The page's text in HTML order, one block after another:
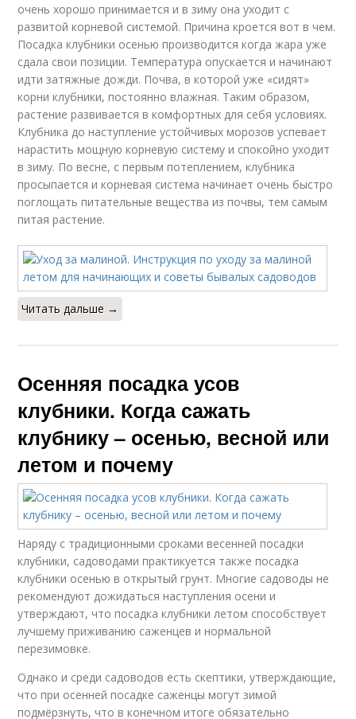
очень хорошо принимается и в зиму она уходит с
развитой корневой системой. Причина кроется вот в чем.
Посадка клубники осенью производится когда жара уже
сдала свои позиции. Температура опускается и начинают
идти затяжные дожди. Почва, в которой уже «сидят»
корни клубники, постоянно влажная. Таким образом,
растение развивается в комфортных для себя условиях.
Клубника до наступление устойчивых морозов успевает
нарастить мощную корневую систему и спокойно уходит
в зиму. По весне, с первым потеплением, клубника
просыпается и корневая система начинает очень быстро
поглощать питательные вещества из почвы, тем самым
питая растение.
Читать дальше →
Осенняя посадка усов
клубники. Когда сажать
клубнику – осенью, весной или
летом и почему
Наряду с традиционными сроками весенней посадки
клубники, садоводами практикуется также посадка
клубники осенью в открытый грунт. Многие садоводы не
рекомендуют дожидаться наступления осени и
утверждают, что посадка клубники летом способствует
лучшему приживанию саженцев и нормальной
перезимовке.
Однако и среди садоводов есть скептики, утверждающие,
что при осенней посадке саженцы могут зимой
подмёрзнуть, что в конечном итоге обязательно